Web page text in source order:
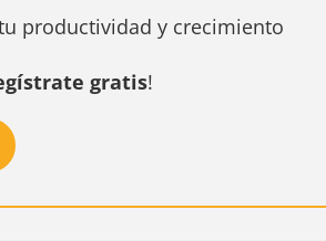
productividad y crecimiento
gratis!